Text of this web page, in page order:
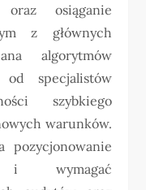
osiąganie
z głównych
algorytmów
od specjalistów
szybkiego
warunków.
pozycjonowanie
i wymagać